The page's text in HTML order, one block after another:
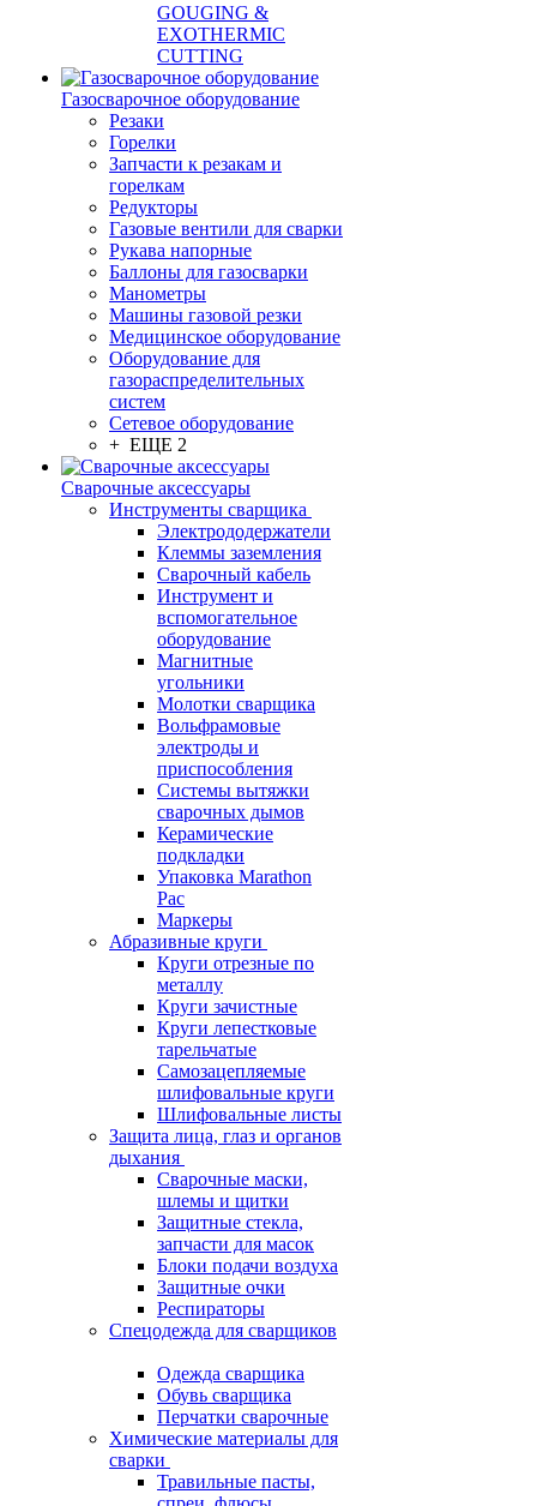
GOUGING &
EXOTHERMIC
CUTTING
Газосварочное оборудование
Резаки
Горелки
Запчасти к резакам и
горелкам
Редукторы
Газовые вентили для сварки
Рукава напорные
Баллоны для газосварки
Манометры
Машины газовой резки
Медицинское оборудование
Оборудование для
газораспределительных
систем
Сетевое оборудование
+ ЕЩЕ 2
Сварочные аксессуары
Инструменты сварщика
Электрододержатели
Клеммы заземления
Сварочный кабель
Инструмент и
вспомогательное
оборудование
Магнитные
угольники
Молотки сварщика
Вольфрамовые
электроды и
приспособления
Системы вытяжки
сварочных дымов
Керамические
подкладки
Упаковка Marathon
Pac
Маркеры
Абразивные круги
Круги отрезные по
металлу
Круги зачистные
Круги лепестковые
тарельчатые
Самозацепляемые
шлифовальные круги
Шлифовальные листы
Защита лица, глаз и органов
дыхания
Сварочные маски,
шлемы и щитки
Защитные стекла,
запчасти для масок
Блоки подачи воздуха
Защитные очки
Респираторы
Спецодежда для сварщиков
Одежда сварщика
Обувь сварщика
Перчатки сварочные
Химические материалы для
сварки
Травильные пасты,